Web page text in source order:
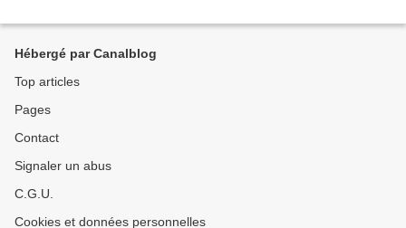
Hébergé par Canalblog
Top articles
Pages
Contact
Signaler un abus
C.G.U.
Cookies et données personnelles